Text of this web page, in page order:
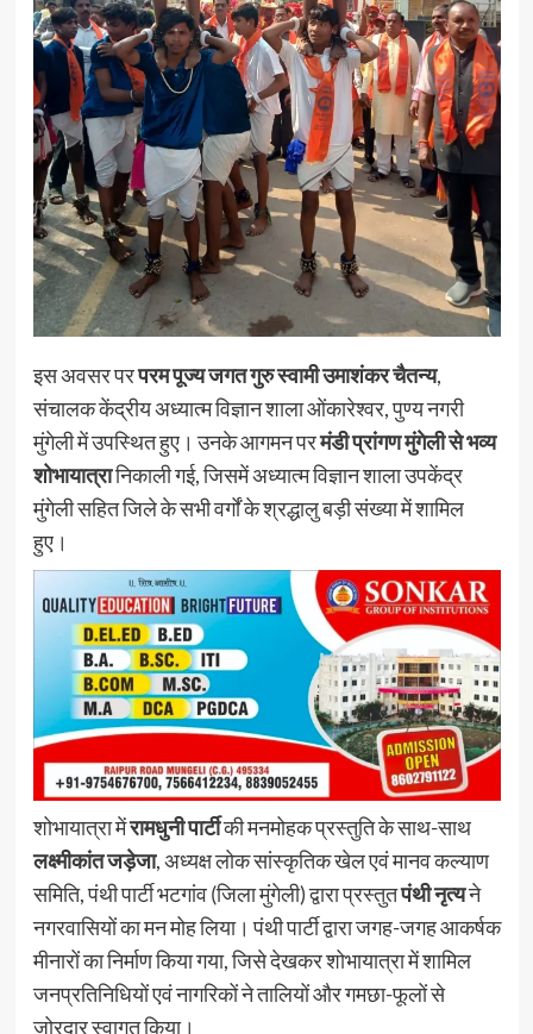
इस अवसर परपरम पूज्य जगत गुरु स्वामी उमाशंकर चैतन्य,
संचालक केंद्रीय अध्यात्म विज्ञान शाला ओंकारेश्वर, पुण्य नगरी
मुंगेली में उपस्थित हुए। उनके आगमन परमंडी प्रांगण मुंगेली से भव्य
शोभायात्रानिकाली गई, जिसमें अध्यात्म विज्ञान शाला उपकेंद्र
मुंगेली सहित जिले के सभी वर्गों के श्रद्धालु बड़ी संख्या में शामिल
हुए।
शोभायात्रा मेंरामधुनी पार्टीकी मनमोहक प्रस्तुति के साथ-साथ
लक्ष्मीकांत जड़ेजा, अध्यक्ष लोक सांस्कृतिक खेल एवं मानव कल्याण
समिति, पंथी पार्टी भटगांव (जिला मुंगेली) द्वारा प्रस्तुतपंथी नृत्यने
नगरवासियों का मन मोह लिया। पंथी पार्टी द्वारा जगह-जगह आकर्षक
मीनारों का निर्माण किया गया, जिसे देखकर शोभायात्रा में शामिल
जनप्रतिनिधियों एवं नागरिकों ने तालियों और गमछा-फूलों से
जोरदार स्वागत किया।